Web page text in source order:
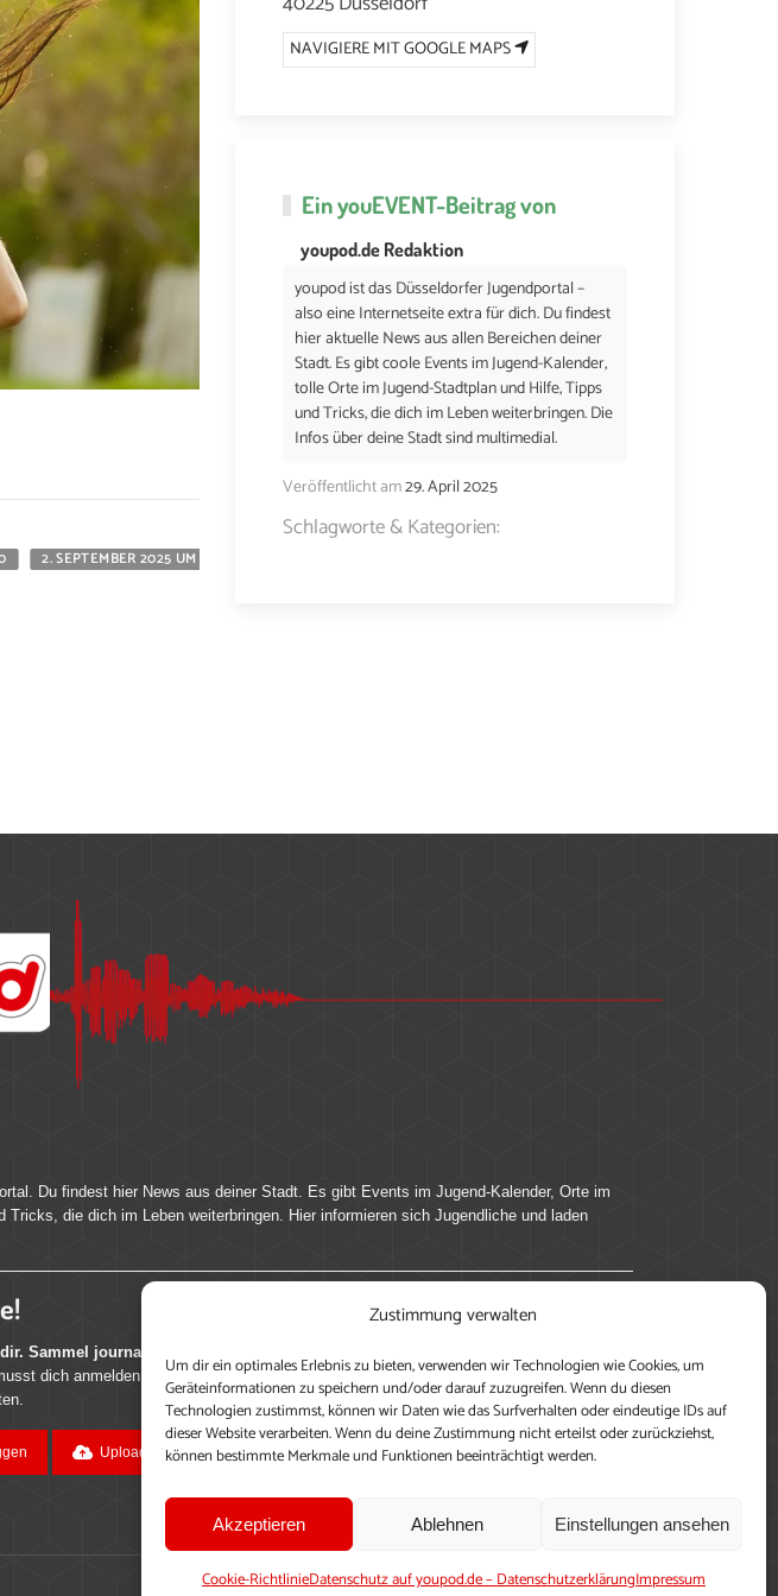
Zustimmung verwalten
Um dir ein optimales Erlebnis zu bieten, verwenden wir Technologien wie Cookies, um
Geräteinformationen zu speichern und/oder darauf zuzugreifen. Wenn du diesen
Technologien zustimmst, können wir Daten wie das Surfverhalten oder eindeutige IDs auf
dieser Website verarbeiten. Wenn du deine Zustimmung nicht erteilst oder zurückziehst,
können bestimmte Merkmale und Funktionen beeinträchtigt werden.
Akzeptieren Ablehnen Einstellungen ansehen
Cookie-RichtlinieDatenschutz auf youpod.de – DatenschutzerklärungImpressum
2. SEPTEMBER 2025 UM 18:30
NAVIGIERE MIT GOOGLE MAPS
EinyouEVENT-Beitrag von
youpod.de Redaktion
youpod ist das Düsseldorfer Jugendportal –
also eine Internetseite extra für dich. Du findest
hier aktuelle News aus allen Bereichen deiner
Stadt. Es gibt coole Events im Jugend-Kalender,
tolle Orte im Jugend-Stadtplan und Hilfe, Tipps
und Tricks, die dich im Leben weiterbringen. Die
Infos über deine Stadt sind multimedial.
Veröffentlicht am29. April 2025
Schlagworte & Kategorien:
Du findest hier News aus deiner Stadt. Es gibt Events im Jugend-Kalender, Orte im
Tricks, die dich im Leben weiterbringen. Hier informieren sich Jugendliche und laden
Sammel journalistische Erfahrung, teile deine Perspektive und veröffentliche
dich anmelden, um alle Funktionen nutzen zu können, ein Profil anzulegen, eigene
Upload ohne Login